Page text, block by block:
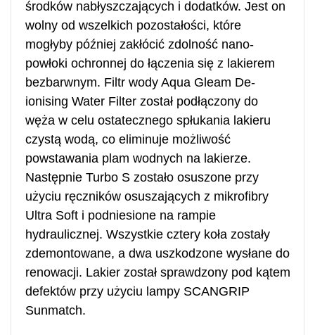
środków nabłyszczających i dodatków. Jest on
wolny od wszelkich pozostałości, które
mogłyby później zakłócić zdolność nano-
powłoki ochronnej do łączenia się z lakierem
bezbarwnym. Filtr wody Aqua Gleam De-
ionising Water Filter został podłączony do
węża w celu ostatecznego spłukania lakieru
czystą wodą, co eliminuje możliwość
powstawania plam wodnych na lakierze.
Następnie Turbo S zostało osuszone przy
użyciu ręczników osuszających z mikrofibry
Ultra Soft i podniesione na rampie
hydraulicznej. Wszystkie cztery koła zostały
zdemontowane, a dwa uszkodzone wysłane do
renowacji. Lakier został sprawdzony pod kątem
defektów przy użyciu lampy SCANGRIP
Sunmatch.